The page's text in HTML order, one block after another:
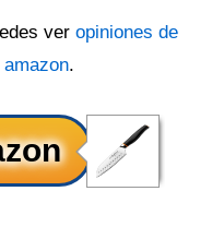
ver opiniones de
.